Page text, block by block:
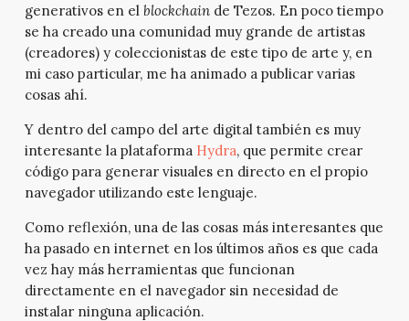
generativos en el blockchainde Tezos. En poco tiempo
se ha creado una comunidad muy grande de artistas
(creadores) y coleccionistas de este tipo de arte y, en
mi caso particular, me ha animado a publicar varias
cosas ahí.
Y dentro del campo del arte digital también es muy
interesante la plataforma Hydra, que permite crear
código para generar visuales en directo en el propio
navegador utilizando este lenguaje.
Como reflexión, una de las cosas más interesantes que
ha pasado en internet en los últimos años es que cada
vez hay más herramientas que funcionan
directamente en el navegador sin necesidad de
instalar ninguna aplicación.